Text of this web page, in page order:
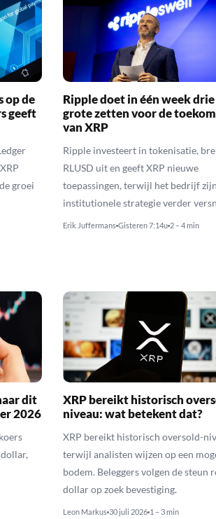
op de
geeft
groei
Ripple doet in één week drie
grote zetten voor de
van XRP
Ripple investeert in tokenisatie,
RLUSD uit en geeft XRP nieuwe
toepassingen, terwijl het bedrijf zijn
institutionele strategie verder
Erik Juffermans Gisteren 7:14u 2 – 4 min
dit
2026
XRP bereikt historisch
niveau: wat betekent dat?
XRP bereikt historisch oversold-
terwijl analisten wijzen op een
bodem. Beleggers volgen de steun
dollar op zoek bevestiging.
Leon Markus 30 juli 2026 1 – 3 min